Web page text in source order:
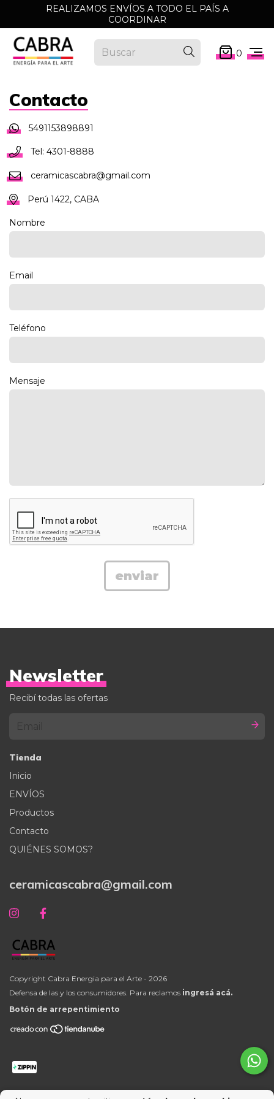
REALIZAMOS ENVÍOS A TODO EL PAÍS A
COORDINAR
0
Contacto
5491153898891
Tel: 4301-8888
ceramicascabra@gmail.com
Perú 1422, CABA
Nombre
Email
Teléfono
Mensaje
Newsletter
Recibí todas las ofertas
Tienda
Inicio
ENVÍOS
Productos
Contacto
QUIÉNES SOMOS?
ceramicascabra@gmail.com
Copyright Cabra Energia para el Arte - 2026
Defensa de las y los consumidores. Para reclamos ingresá acá.
Botón de arrepentimiento